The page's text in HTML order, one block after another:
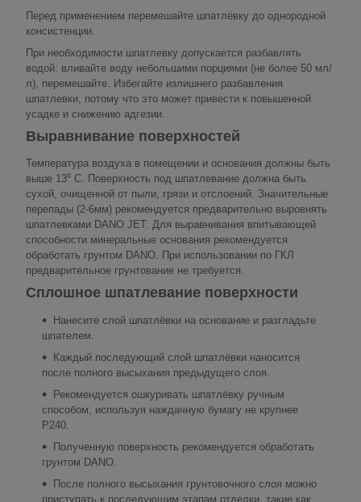
Перед применением перемешайте шпатлёвку до однородной
консистенции.
При необходимости шпатлевку допускается разбавлять
водой: вливайте воду небольшими порциями (не более 50 мл/
л), перемешайте. Избегайте излишнего разбавления
шпатлевки, потому что это может привести к повышенной
усадке и снижению адгезии.
Выравнивание поверхностей
Температура воздуха в помещении и основания должны быть
выше 13⁰ С. Поверхность под шпатлевание должна быть
сухой, очищенной от пыли, грязи и отслоений. Значительные
перепады (2-6мм) рекомендуется предварительно выровнять
шпатлевками DANO JET. Для выравнивания впитывающей
способности минеральные основания рекомендуется
обработать грунтом DANO. При использовании по ГКЛ
предварительное грунтование не требуется.
Сплошное шпатлевание поверхности
Нанесите слой шпатлёвки на основание и разгладьте
шпателем.
Каждый последующий слой шпатлёвки наносится
после полного высыхания предыдущего слоя.
Рекомендуется ошкуривать шпатлёвку ручным
способом, используя наждачную бумагу не крупнее
P240.
Полученную поверхность рекомендуется обработать
грунтом DANO.
После полного высыхания грунтовочного слоя можно
приступать к последующим этапам отделки, такие как